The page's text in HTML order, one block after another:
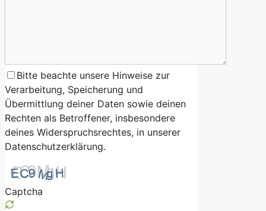
Bitte beachte unsere Hinweise zur
Verarbeitung, Speicherung und
Übermittlung deiner Daten sowie deinen
Rechten als Betroffener, insbesondere
deines Widerspruchsrechtes, in unserer
Datenschutzerklärung.
Captcha